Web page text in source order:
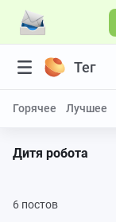
Тег
Горячее Лучшее
Дитя робота
6 постов